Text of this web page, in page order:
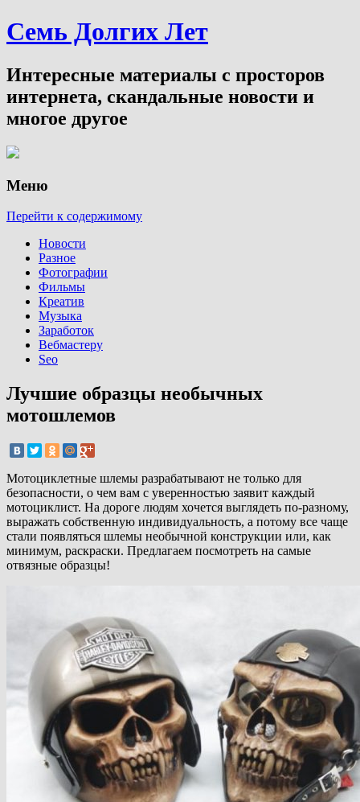
Семь Долгих Лет
Интересные материалы с просторов
интернета, скандальные новости и
многое другое
Меню
Перейти к содержимому
Новости
Разное
Фотографии
Фильмы
Креатив
Музыка
Заработок
Вебмастеру
Seo
Лучшие образцы необычных
мотошлемов
Мотоциклетные шлемы разрабатывают не только для
безопасности, о чем вам с уверенностью заявит каждый
мотоциклист. На дороге людям хочется выглядеть по-разному,
выражать собственную индивидуальность, а потому все чаще
стали появляться шлемы необычной конструкции или, как
минимум, раскраски. Предлагаем посмотреть на самые
отвязные образцы!